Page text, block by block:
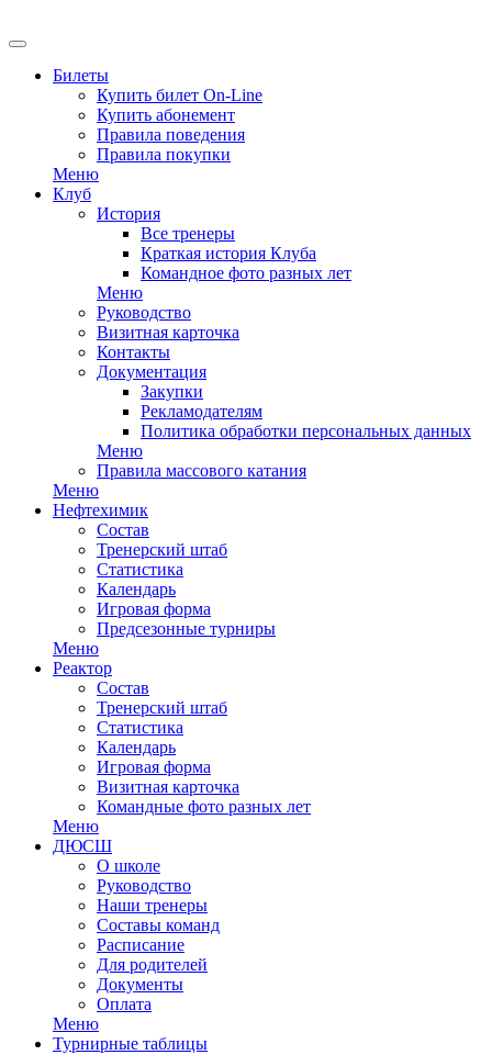
Билеты
Купить билет On-Line
Купить абонемент
Правила поведения
Правила покупки
Меню
Клуб
История
Все тренеры
Краткая история Клуба
Командное фото разных лет
Меню
Руководство
Визитная карточка
Контакты
Документация
Закупки
Рекламодателям
Политика обработки персональных данных
Меню
Правила массового катания
Меню
Нефтехимик
Состав
Тренерский штаб
Статистика
Календарь
Игровая форма
Предсезонные турниры
Меню
Реактор
Состав
Тренерский штаб
Статистика
Календарь
Игровая форма
Визитная карточка
Командные фото разных лет
Меню
ДЮСШ
О школе
Руководство
Наши тренеры
Составы команд
Расписание
Для родителей
Документы
Оплата
Меню
Турнирные таблицы